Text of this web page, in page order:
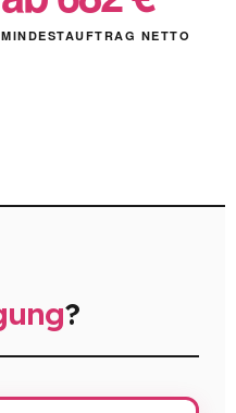
MINDESTAUFTRAG NETTO
?